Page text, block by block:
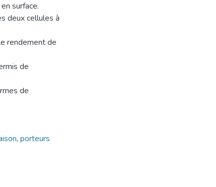
surface.
deux cellules à
rendement de
de
de
, porteurs